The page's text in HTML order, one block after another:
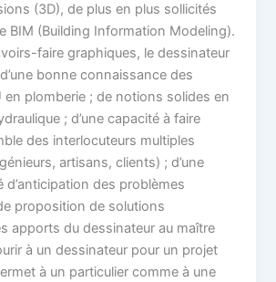
(3D), de plus en plus sollicités
BIM (Building Information Modeling).
faire graphiques, le dessinateur
bonne connaissance des
en plomberie ; de notions solides en
; d’une capacité à faire
des interlocuteurs multiples
artisans, clients) ; d’une
d’anticipation des problèmes
proposition de solutions
apports du dessinateur au maître
à un dessinateur pour un projet
à un particulier comme à une